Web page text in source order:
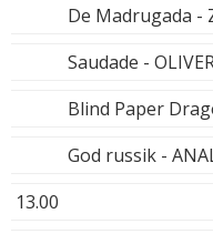
De Madrugada -
Saudade -
Blind Paper
God russik -
13.00